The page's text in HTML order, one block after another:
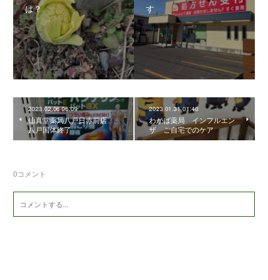
は？
す
2023.02.06 06:09
仙真堂薬局八戸日赤前店
八戸国体終了
2023.01.31 01:40
わかば薬局 インフルエン
ザ ご自宅でのケア
0コメント